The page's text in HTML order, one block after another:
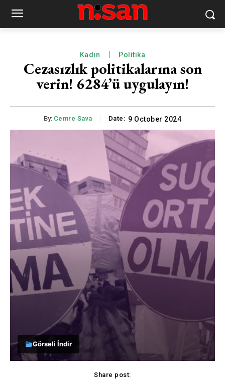
Kadın Politika
Cezasızlık politikalarına son
verin! 6284’ü uygulayın!
By: Cemre Sava Date: 9 October 2024
Görseli İndir
Share post: